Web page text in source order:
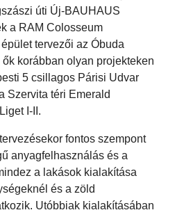
úti Új-BAUHAUS
a RAM Colosseum
tervezői az Óbuda
korábban olyan projekteken
5 csillagos Párisi Udvar
Szervita téri Emerald
I-II.
fontos szempont
anyagfelhasználás és a
a lakások kialakítása
és a zöld
Utóbbiak kialakításában